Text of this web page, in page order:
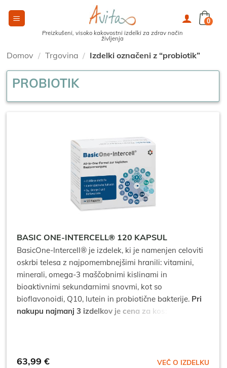
Preizkušeni, visoko kakovostni izdelki za zdrav način
življenja
0
Domov / Trgovina / Izdelki označeni z “probiotik”
PROBIOTIK
BASIC ONE-INTERCELL® 120 KAPSUL
BasicOne-Intercell® je izdelek, ki je namenjen celoviti
oskrbi telesa z najpomembnejšimi hranili: vitamini,
minerali, omega-3 maščobnimi kislinami in
bioaktivnimi sekundarnimi snovmi, kot so
bioflavonoidi, Q10, lutein in probiotične bakterije. Pri
nakupu najmanj 3 izdelkov je cena za kos: 57,59 €*
63,99 € VEČ O IZDELKU